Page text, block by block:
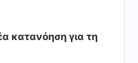
κατανόηση για τη